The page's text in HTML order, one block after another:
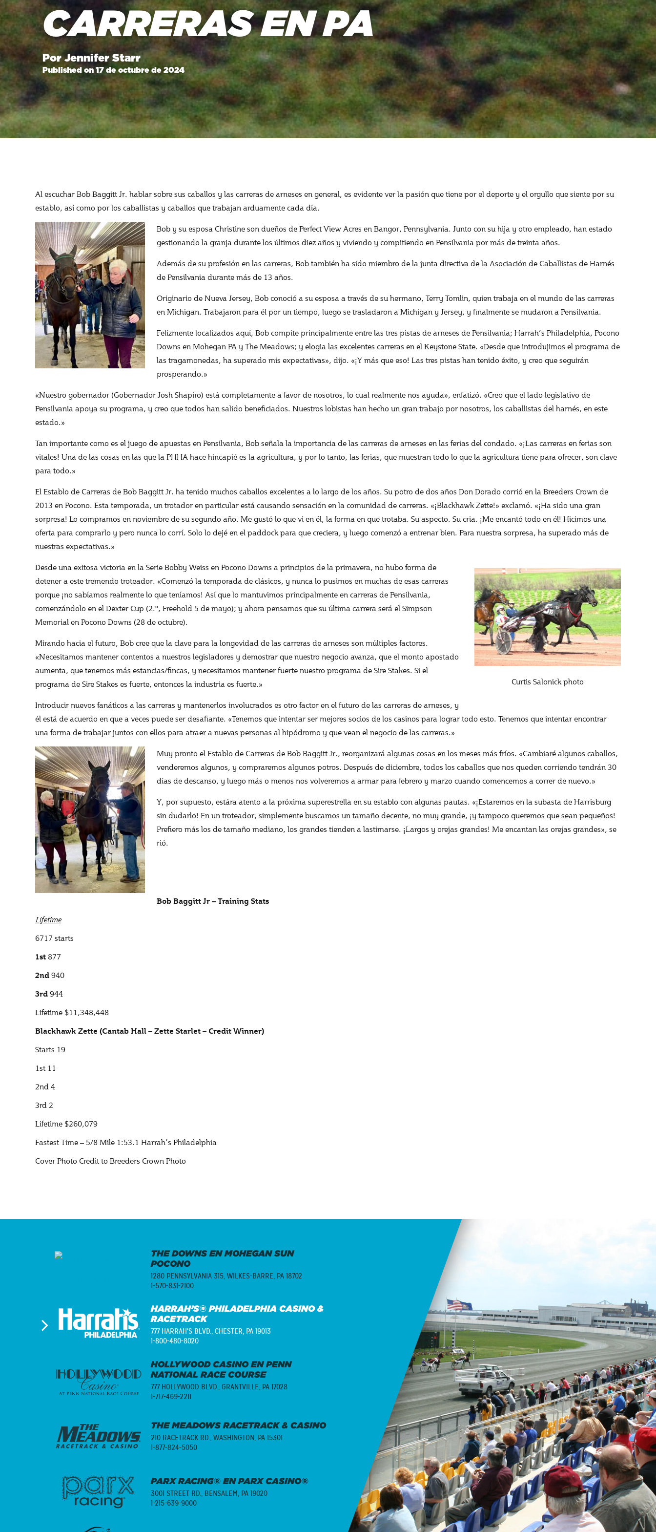
CARRERAS EN PA
Por Jennifer Starr
Published on 17 de octubre de 2024
Al escuchar Bob Baggitt Jr. hablar sobre sus caballos y las carreras de arneses en general, es evidente ver la pasión que tiene por el deporte y el orgullo que siente por su
establo, así como por los caballistas y caballos que trabajan arduamente cada día.
Bob y su esposa Christine son dueños de Perfect View Acres en Bangor, Pennsylvania. Junto con su hija y otro empleado, han estado
gestionando la granja durante los últimos diez años y viviendo y compitiendo en Pensilvania por más de treinta años.
Además de su profesión en las carreras, Bob también ha sido miembro de la junta directiva de la Asociación de Caballistas de Harnés
de Pensilvania durante más de 13 años.
Originario de Nueva Jersey, Bob conoció a su esposa a través de su hermano, Terry Tomlin, quien trabaja en el mundo de las carreras
en Michigan. Trabajaron para él por un tiempo, luego se trasladaron a Michigan y Jersey, y finalmente se mudaron a Pensilvania.
Felizmente localizados aquí, Bob compite principalmente entre las tres pistas de arneses de Pensilvania; Harrah’s Philadelphia, Pocono
Downs en Mohegan PA y The Meadows; y elogia las excelentes carreras en el Keystone State. «Desde que introdujimos el programa de
las tragamonedas, ha superado mis expectativas», dijo. «¡Y más que eso! Las tres pistas han tenido éxito, y creo que seguirán
prosperando.»
«Nuestro gobernador (Gobernador Josh Shapiro) está completamente a favor de nosotros, lo cual realmente nos ayuda», enfatizó. «Creo que el lado legislativo de
Pensilvania apoya su programa, y creo que todos han salido beneficiados. Nuestros lobistas han hecho un gran trabajo por nosotros, los caballistas del harnés, en este
estado.»
Tan importante como es el juego de apuestas en Pensilvania, Bob señala la importancia de las carreras de arneses en las ferias del condado. «¡Las carreras en ferias son
vitales! Una de las cosas en las que la PHHA hace hincapié es la agricultura, y por lo tanto, las ferias, que muestran todo lo que la agricultura tiene para ofrecer, son clave
para todo.»
El Establo de Carreras de Bob Baggitt Jr. ha tenido muchos caballos excelentes a lo largo de los años. Su potro de dos años Don Dorado corrió en la Breeders Crown de
2013 en Pocono. Esta temporada, un trotador en particular está causando sensación en la comunidad de carreras. «¡Blackhawk Zette!» exclamó. «¡Ha sido una gran
sorpresa! Lo compramos en noviembre de su segundo año. Me gustó lo que vi en él, la forma en que trotaba. Su aspecto. Su cria. ¡Me encantó todo en él! Hicimos una
oferta para comprarlo y pero nunca lo corrí. Solo lo dejé en el paddock para que creciera, y luego comenzó a entrenar bien. Para nuestra sorpresa, ha superado más de
nuestras expectativas.»
Curtis Salonick photo
Desde una exitosa victoria en la Serie Bobby Weiss en Pocono Downs a principios de la primavera, no hubo forma de
detener a este tremendo troteador. «Comenzó la temporada de clásicos, y nunca lo pusimos en muchas de esas carreras
porque ¡no sabíamos realmente lo que teníamos! Así que lo mantuvimos principalmente en carreras de Pensilvania,
comenzándolo en el Dexter Cup (2.º, Freehold 5 de mayo); y ahora pensamos que su última carrera será el Simpson
Memorial en Pocono Downs (28 de octubre).
Mirando hacia el futuro, Bob cree que la clave para la longevidad de las carreras de arneses son múltiples factores.
«Necesitamos mantener contentos a nuestros legisladores y demostrar que nuestro negocio avanza, que el monto apostado
aumenta, que tenemos más estancias/fincas, y necesitamos mantener fuerte nuestro programa de Sire Stakes. Si el
programa de Sire Stakes es fuerte, entonces la industria es fuerte.»
Introducir nuevos fanáticos a las carreras y mantenerlos involucrados es otro factor en el futuro de las carreras de arneses, y
él está de acuerdo en que a veces puede ser desafiante. «Tenemos que intentar ser mejores socios de los casinos para lograr todo esto. Tenemos que intentar encontrar
una forma de trabajar juntos con ellos para atraer a nuevas personas al hipódromo y que vean el negocio de las carreras.»
Muy pronto el Establo de Carreras de Bob Baggitt Jr., reorganizará algunas cosas en los meses más fríos. «Cambiaré algunos caballos,
venderemos algunos, y compraremos algunos potros. Después de diciembre, todos los caballos que nos queden corriendo tendrán 30
días de descanso, y luego más o menos nos volveremos a armar para febrero y marzo cuando comencemos a correr de nuevo.»
Y, por supuesto, estára atento a la próxima superestrella en su establo con algunas pautas. «¡Estaremos en la subasta de Harrisburg
sin dudarlo! En un troteador, simplemente buscamos un tamaño decente, no muy grande, ¡y tampoco queremos que sean pequeños!
Prefiero más los de tamaño mediano, los grandes tienden a lastimarse. ¡Largos y orejas grandes! Me encantan las orejas grandes», se
rió.
Bob Baggitt Jr – Training Stats
Lifetime
6717 starts
1st 877
2nd 940
3rd 944
Lifetime $11,348,448
Blackhawk Zette (Cantab Hall – Zette Starlet – Credit Winner)
Starts 19
1st 11
2nd 4
3rd 2
Lifetime $260,079
Fastest Time – 5/8 Mile 1:53.1 Harrah’s Philadelphia
Cover Photo Credit to Breeders Crown Photo
THE DOWNS EN MOHEGAN SUN
POCONO
1280 PENNSYLVANIA 315, WILKES-BARRE, PA 18702
1-570-831-2100
HARRAH’S® PHILADELPHIA CASINO &
RACETRACK
777 HARRAH'S BLVD., CHESTER, PA 19013
1-800-480-8020
HOLLYWOOD CASINO EN PENN
NATIONAL RACE COURSE
777 HOLLYWOOD BLVD., GRANTVILLE, PA 17028
1-717-469-2211
THE MEADOWS RACETRACK & CASINO
210 RACETRACK RD., WASHINGTON, PA 15301
1-877-824-5050
PARX RACING® EN PARX CASINO®
3001 STREET RD., BENSALEM, PA 19020
1-215-639-9000